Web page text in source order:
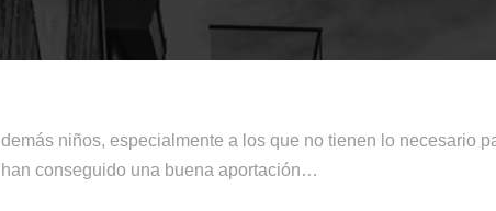
niños, especialmente a los que no tienen lo necesario
conseguido una buena aportación…